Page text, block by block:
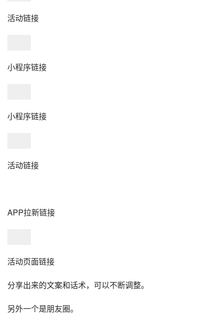
活动链接
小程序链接
小程序链接
活动链接
APP拉新链接
活动页面链接
分享出来的文案和话术，可以不断调整。
另外一个是朋友圈。